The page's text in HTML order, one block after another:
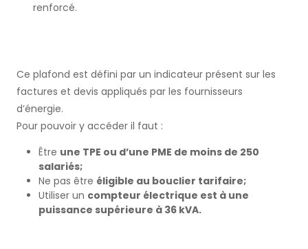
renforcé.
Ce plafond est défini par un indicateur présent sur les
factures et devis appliqués par les fournisseurs
d’énergie.
Pour pouvoir y accéder il faut :
Être une TPE ou d’une PME de moins de 250
salariés;
Ne pas être éligible au bouclier tarifaire;
Utiliser un compteur électrique est à une
puissance supérieure à 36 kVA.